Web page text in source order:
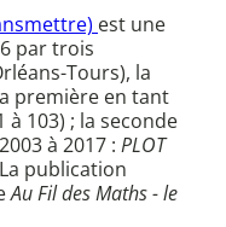
est une
par trois
Tours), la
première en tant
103) ; la seconde
à 2017 : PLOT
publication
Au Fil des Maths - le